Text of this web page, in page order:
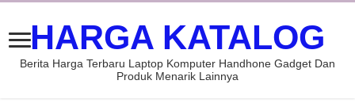
HARGA KATALOG
Berita Harga Terbaru Laptop Komputer Handhone Gadget Dan
Produk Menarik Lainnya